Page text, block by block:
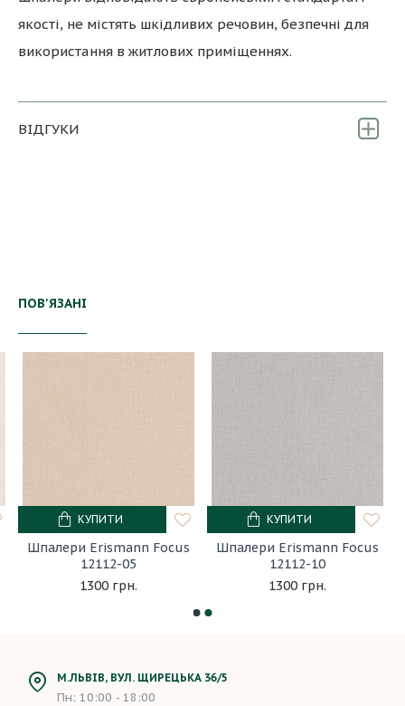
якості, не містять шкідливих речовин, безпечні для
використання в житлових приміщеннях.
ВІДГУКИ
ПОВ'ЯЗАНІ
Шпалери Erismann Focus
12112-05
1300 грн.
КУПИТИ
Шпалери Erismann Focus
12112-10
1300 грн.
КУПИТИ
М.ЛЬВІВ, ВУЛ. ЩИРЕЦЬКА 36/5
Пн: 10:00 - 18:00